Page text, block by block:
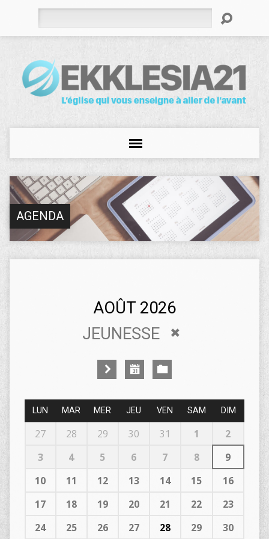
AGENDA
AOÛT 2026
JEUNESSE
LUN MAR MER JEU VEN SAM DIM
27 28 29 30 31 1
2
3
4 5 6 7 8
9
10
11 12 13 14 15
16
17
18 19 20 21 22
23
24
25 26 27 28 29 30